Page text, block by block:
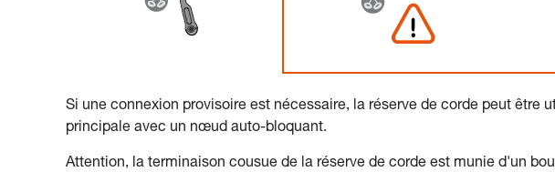
Si une connexion provisoire est nécessaire, la réserve de corde peut être
principale avec un nœud auto-bloquant.
Attention, la terminaison cousue de la réserve de corde est munie d'un